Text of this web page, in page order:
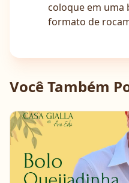
coloque em uma
formato de
Você Também